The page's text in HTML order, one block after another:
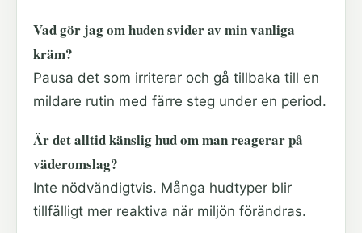
Vad gör jag om huden svider av min vanliga
kräm?
Pausa det som irriterar och gå tillbaka till en
mildare rutin med färre steg under en period.
Är det alltid känslig hud om man reagerar på
väderomslag?
Inte nödvändigtvis. Många hudtyper blir
tillfälligt mer reaktiva när miljön förändras.